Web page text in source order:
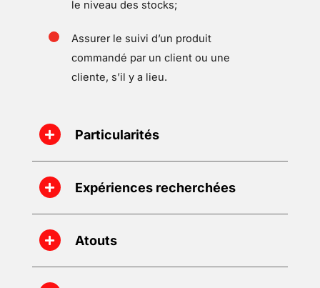
le niveau des stocks;
Assurer le suivi d’un produit
commandé par un client ou une
cliente, s’il y a lieu.
Particularités
Expériences recherchées
Atouts